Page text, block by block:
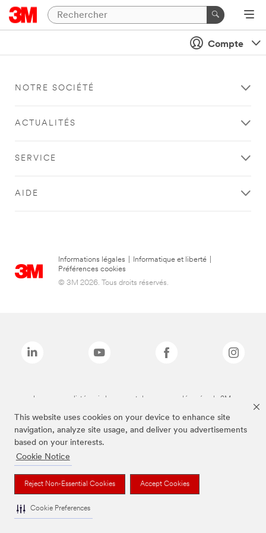
This website uses cookies on your device to enhance site
navigation, analyze site usage, and deliver you advertisements
based on your interests.
Cookie Notice
Reject Non-Essential Cookies Accept Cookies
Cookie Preferences
Compte
NOTRE SOCIÉTÉ
ACTUALITÉS
SERVICE
AIDE
Informations légales Informatique et liberté
Préférences cookies
© 3M 2026. Tous droits réservés.
Les marques listées ci-dessus sont des marques déposées de 3M.